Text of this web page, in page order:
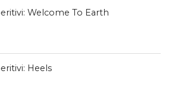
Welcome To Earth
Heels